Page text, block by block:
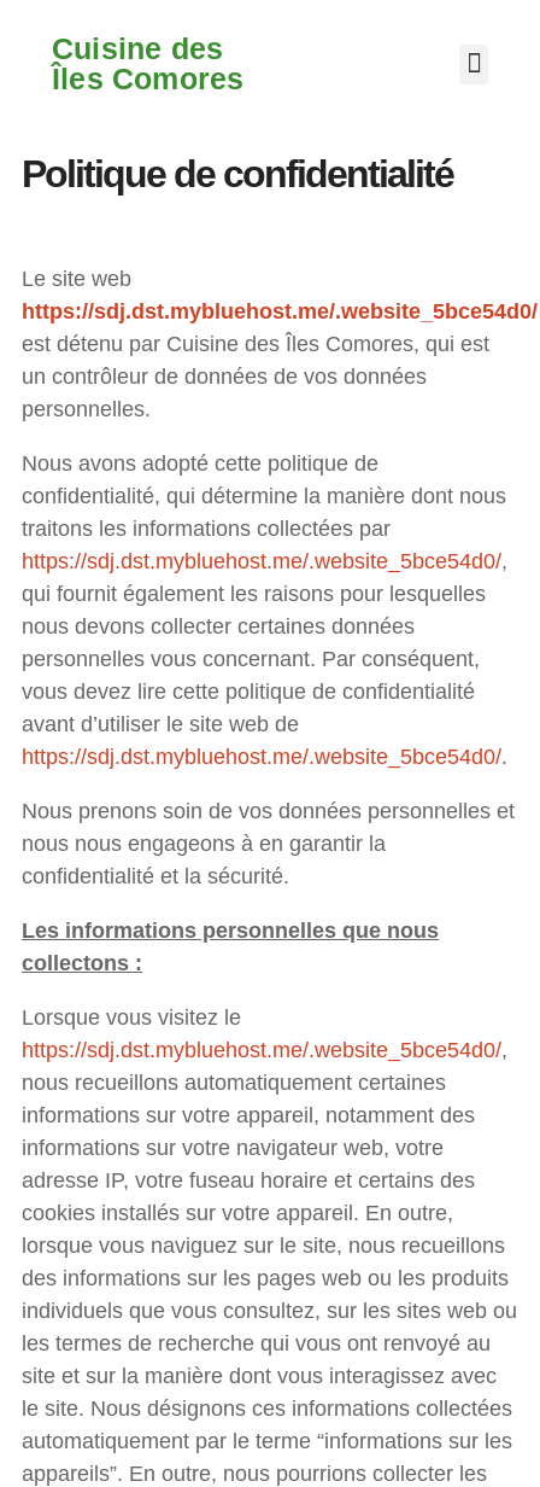
Cuisine des
Îles Comores
Politique de confidentialité
Le site web
https://sdj.dst.mybluehost.me/.website_5bce54d0/
est détenu par Cuisine des Îles Comores, qui est
un contrôleur de données de vos données
personnelles.
Nous avons adopté cette politique de
confidentialité, qui détermine la manière dont nous
traitons les informations collectées par
https://sdj.dst.mybluehost.me/.website_5bce54d0/,
qui fournit également les raisons pour lesquelles
nous devons collecter certaines données
personnelles vous concernant. Par conséquent,
vous devez lire cette politique de confidentialité
avant d’utiliser le site web de
https://sdj.dst.mybluehost.me/.website_5bce54d0/.
Nous prenons soin de vos données personnelles et
nous nous engageons à en garantir la
confidentialité et la sécurité.
Les informations personnelles que nous
collectons :
Lorsque vous visitez le
https://sdj.dst.mybluehost.me/.website_5bce54d0/,
nous recueillons automatiquement certaines
informations sur votre appareil, notamment des
informations sur votre navigateur web, votre
adresse IP, votre fuseau horaire et certains des
cookies installés sur votre appareil. En outre,
lorsque vous naviguez sur le site, nous recueillons
des informations sur les pages web ou les produits
individuels que vous consultez, sur les sites web ou
les termes de recherche qui vous ont renvoyé au
site et sur la manière dont vous interagissez avec
le site. Nous désignons ces informations collectées
automatiquement par le terme “informations sur les
appareils”. En outre, nous pourrions collecter les